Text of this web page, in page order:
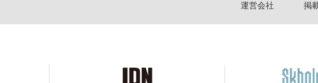
運営会社 掲